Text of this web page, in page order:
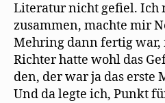
Literatur nicht gefiel. Ich
zusammen, machte mir
Mehring dann fertig war,
Richter hatte wohl das
den, der war ja das erste
Und da legte ich, Punkt